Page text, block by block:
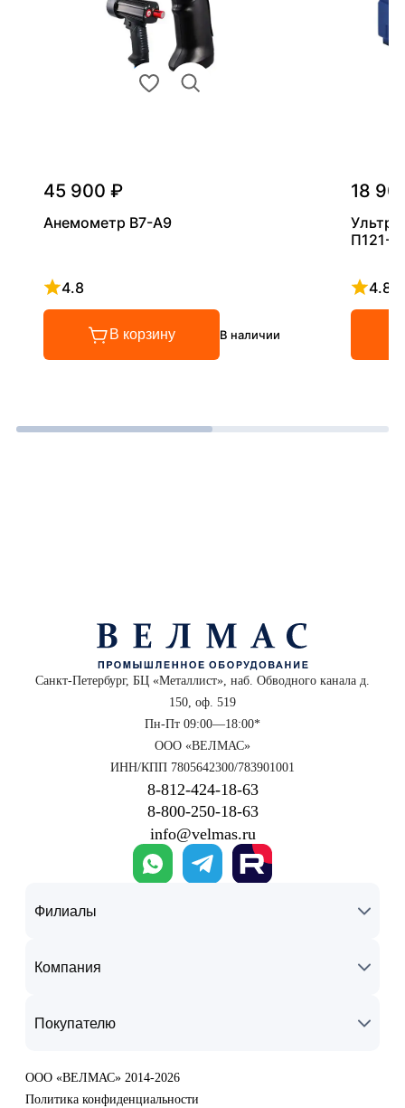
45 900 ₽
Анемометр В7-А9
4.8
Рейтинг 4.8 из 5
В корзину В наличии
18
П121-
4.8
Санкт-Петербург, БЦ «Металлист», наб. Обводного канала д.
150, оф. 519
Пн-Пт 09:00—18:00*
ООО «ВЕЛМАС»
ИНН/КПП 7805642300/783901001
8‑812‑424‑18‑63
8‑800‑250‑18‑63
info@velmas.ru
Филиалы
Компания
Покупателю
ООО «ВЕЛМАС» 2014-2026
Политика конфиденциальности